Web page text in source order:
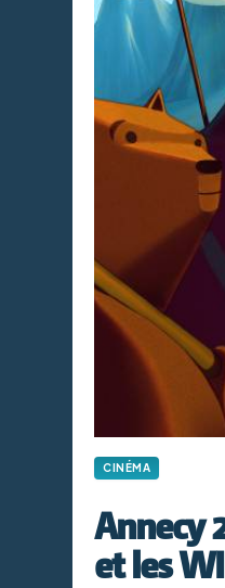
CINÉMA
Annecy
et les